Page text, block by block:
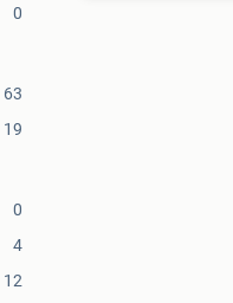
0
63
19
0
4
12